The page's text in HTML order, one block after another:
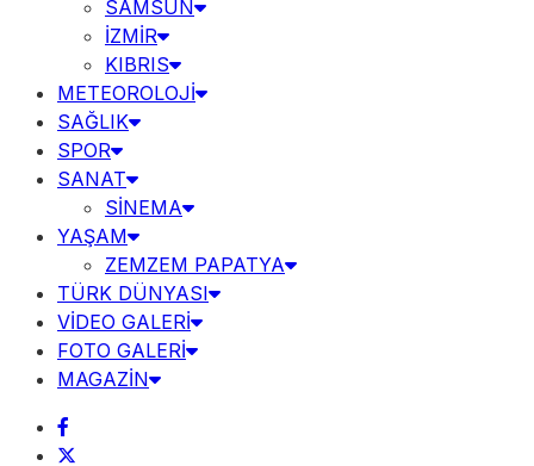
SAMSUN
İZMİR
KIBRIS
METEOROLOJİ
SAĞLIK
SPOR
SANAT
SİNEMA
YAŞAM
ZEMZEM PAPATYA
TÜRK DÜNYASI
VİDEO GALERİ
FOTO GALERİ
MAGAZİN